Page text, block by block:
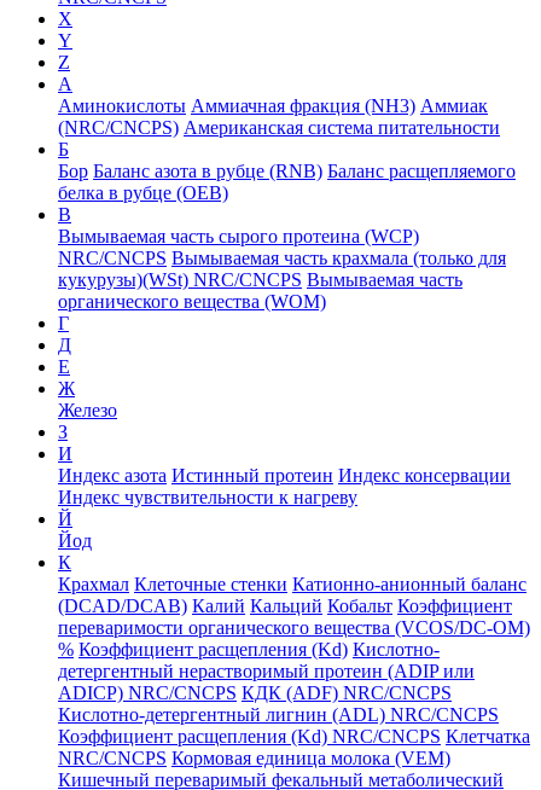
X
Y
Z
А
Аминокислоты Аммиачная фракция (NH3) Аммиак
(NRC/CNCPS) Американская система питательности
Б
Бор Баланс азота в рубце (RNB) Баланс расщепляемого
белка в рубце (ОЕВ)
В
Вымываемая часть сырого протеина (WCP)
NRC/CNCPS Вымываемая часть крахмала (только для
кукурузы)(WSt) NRC/CNCPS Вымываемая часть
органического вещества (WOM)
Г
Д
Е
Ж
Железо
З
И
Индекс азота Истинный протеин Индекс консервации
Индекс чувствительности к нагреву
Й
Йод
К
Крахмал Клеточные стенки Катионно-анионный баланс
(DCAD/DCAB) Калий Кальций Кобальт Коэффициент
переваримости органического вещества (VCOS/DC-OM)
% Коэффициент расщепления (Kd) Кислотно-
детергентный нерастворимый протеин (ADIP или
ADICP) NRC/CNCPS КДК (ADF) NRC/CNCPS
Кислотно-детергентный лигнин (ADL) NRC/CNCPS
Коэффициент расщепления (Kd) NRC/CNCPS Клетчатка
NRC/CNCPS Кормовая единица молока (VEM)
Кишечный переваримый фекальный метаболический